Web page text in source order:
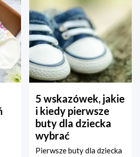
5 wskazówek, jakie
i kiedy pierwsze
buty dla dziecka
wybrać
Pierwsze buty dla dziecka